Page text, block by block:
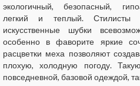
экологичный, безопасный,
легкий и теплый. Стилисты
искусственные шубки
особенно в фаворите яркие
расцветки меха позволяют
плохую, холодную погоду.
повседневной, базовой одеждой,